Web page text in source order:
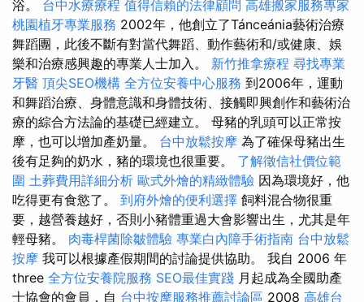
浴。 台中水療療程 值得信賴的法律顧問 高雄搬家服務專家
桃園植牙專業服務 2002年，他創立了Tánceánia藝術治療
舞蹈團，此後不斷有對當代舞蹈、動作藝術和/或健康、娛
樂和治療感興趣的專業人士加入。 新竹推拿療程 尋找專業
牙醫 頂尖SEO機構 全方位安養中心服務 到2006年，運動
和舞蹈治療、身體意識和身體技術、接觸即興創作和藝術治
療的綜合方法論的基礎已經建立。 母豬的乳頭可以正常按
摩，也可以增加產奶量。 台中放鬆按摩 為了確保母豬出生
後有足夠的奶水，豬的環境也很重要。 了解徵信社價位範
圍 土葬費用詳細分析 歐式外燴的精緻體驗 因為環境好，他
吃得更有食慾了。 到府外燴的便利選擇 飼料混合物很重
要，越營養越好，否則小豬體重過大會影響出生，尤其是年
輕母豬。 肉毒桿菌除皺體驗 專業白內障手術指南 台中放鬆
按摩 我可以根據產假期間的討論提供協助。 我自 2006 年
three 全方位安養院服務 SEO最佳實踐 月起成為全國助產
士協會的會員，自 台中按摩服務推薦討論區 2008 高雄台